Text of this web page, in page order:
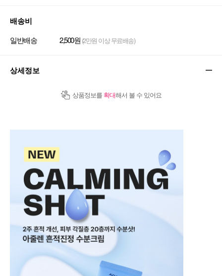
배송비
일반배송 2,500원 (2만원 이상 무료배송)
상세정보
상품정보를 확대해서 볼 수 있어요